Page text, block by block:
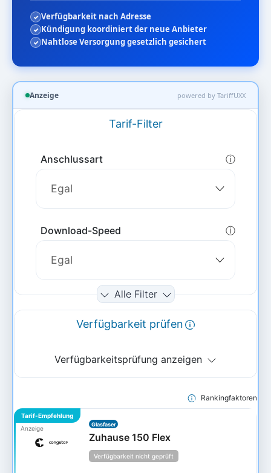
Verfügbarkeit nach Adresse
Kündigung koordiniert der neue Anbieter
Nahtlose Versorgung gesetzlich gesichert
Anzeige powered by TariffUXX